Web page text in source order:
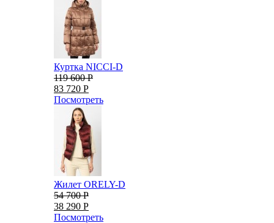
Куртка NICCI-D
119 600 Р
83 720 Р
Посмотреть
Жилет ORELY-D
54 700 Р
38 290 Р
Посмотреть